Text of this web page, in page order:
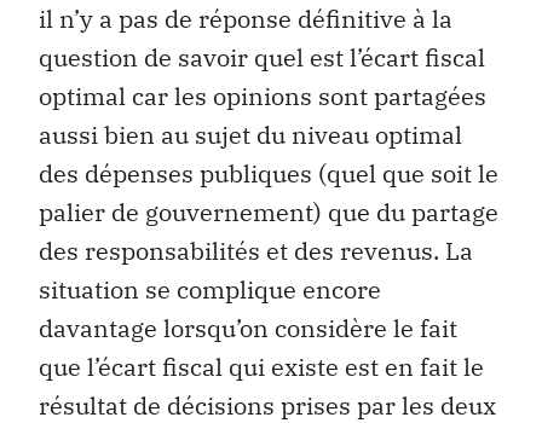
il n’y a pas de réponse définitive à la
question de savoir quel est l’écart fiscal
optimal car les opinions sont partagées
aussi bien au sujet du niveau optimal
des dépenses publiques (quel que soit le
palier de gouvernement) que du partage
des responsabilités et des revenus. La
situation se complique encore
davantage lorsqu’on considère le fait
que l’écart fiscal qui existe est en fait le
résultat de décisions prises par les deux